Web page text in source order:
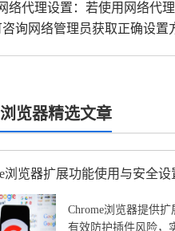
络代理设置：若使用网络代
询网络管理员获取正确设置
览器精选文章
浏览器扩展功能使用与安全
Chrome浏览器提供
有效防护插件风险，